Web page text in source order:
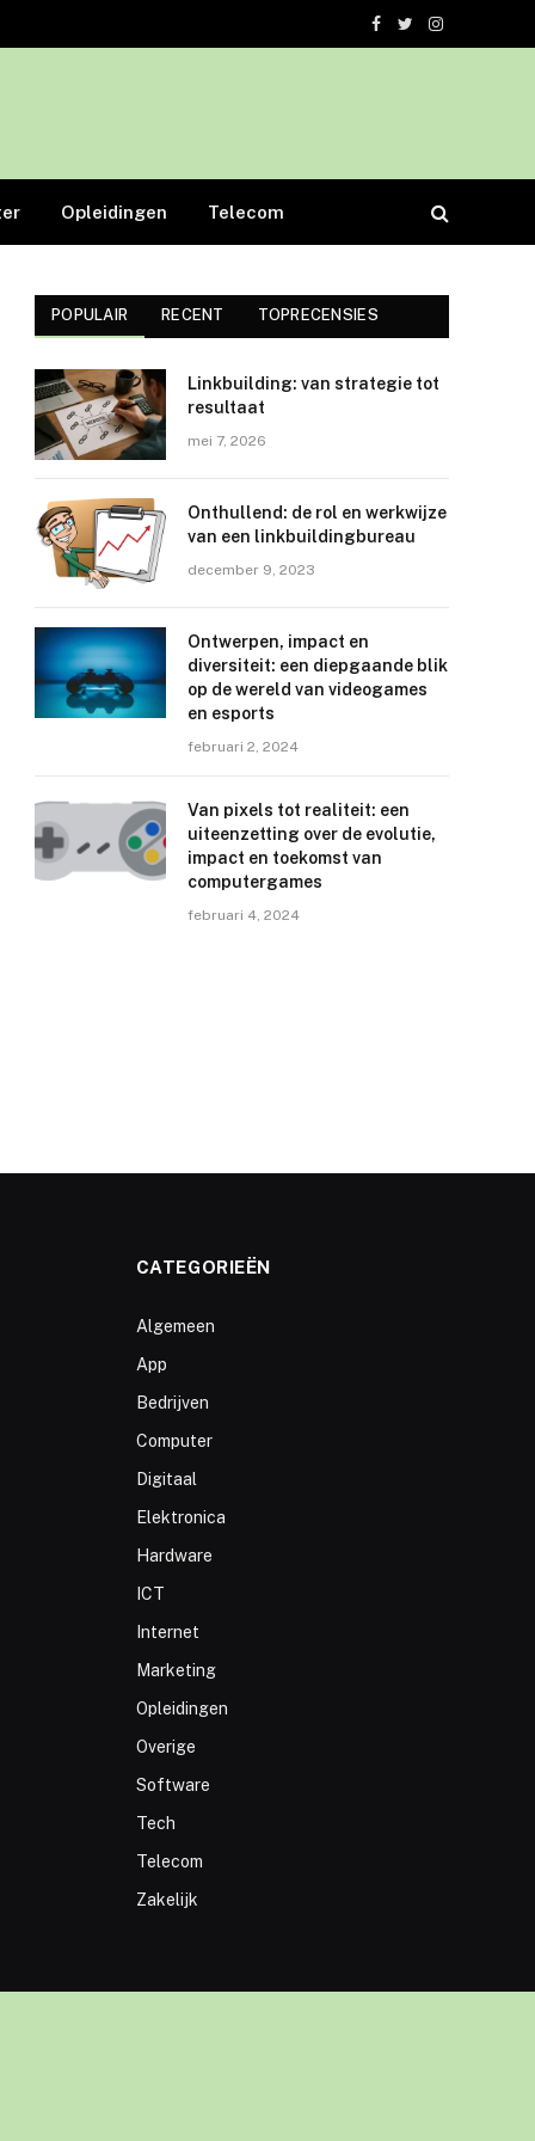
Facebook
TwitterInstagram
Opleidingen Telecom
POPULAIR RECENT TOPRECENSIES
Linkbuilding: van strategie tot
resultaat
mei 7, 2026
Onthullend: de rol en werkwijze
van een linkbuildingbureau
december 9, 2023
Ontwerpen, impact en
diversiteit: een diepgaande blik
op de wereld van videogames
en esports
februari 2, 2024
Van pixels tot realiteit: een
uiteenzetting over de evolutie,
impact en toekomst van
computergames
februari 4, 2024
CATEGORIEËN
Algemeen
App
Bedrijven
Computer
Digitaal
Elektronica
Hardware
ICT
Internet
Marketing
Opleidingen
Overige
Software
Tech
Telecom
Zakelijk